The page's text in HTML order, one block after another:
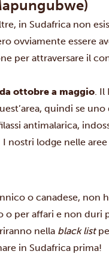
in Sudafrica non
ovviamente essere
per attraversare il
ottobre a maggio. Il
quindi se
antimalarica,
lodge nelle aree
o canadese, non
o per affari e non duri
nella black list
in Sudafrica prima!